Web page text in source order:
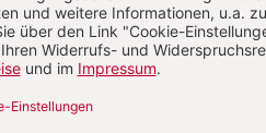
Ihr Plus: Zugriff auch auf alle anderen
Artikel im Abo-Bereich